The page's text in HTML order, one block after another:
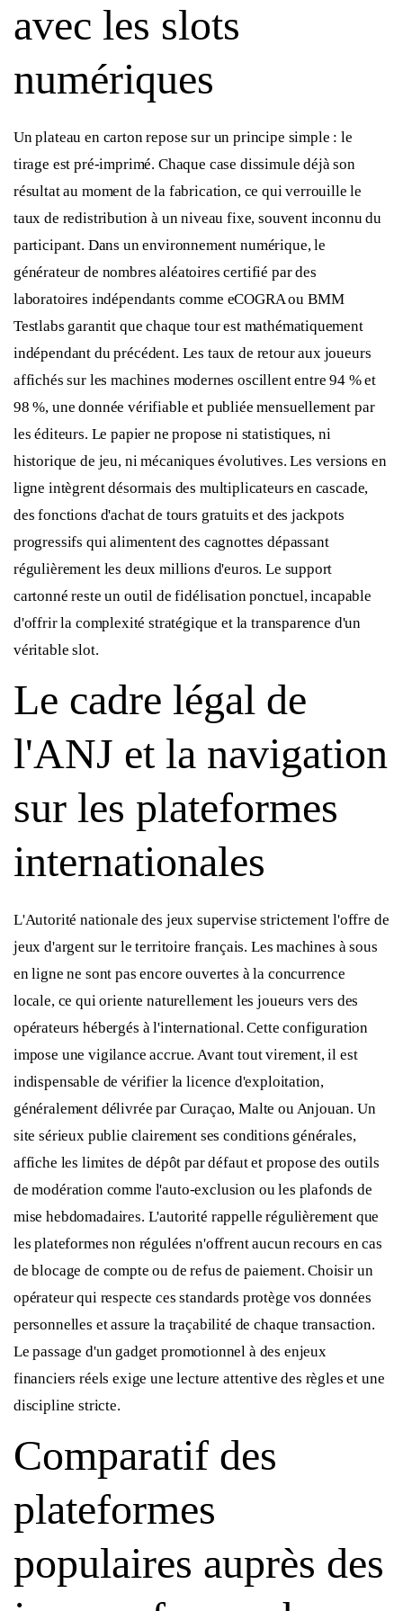
avec les slots
numériques
Un plateau en carton repose sur un principe simple : le
tirage est pré-imprimé. Chaque case dissimule déjà son
résultat au moment de la fabrication, ce qui verrouille le
taux de redistribution à un niveau fixe, souvent inconnu du
participant. Dans un environnement numérique, le
générateur de nombres aléatoires certifié par des
laboratoires indépendants comme eCOGRA ou BMM
Testlabs garantit que chaque tour est mathématiquement
indépendant du précédent. Les taux de retour aux joueurs
affichés sur les machines modernes oscillent entre 94 % et
98 %, une donnée vérifiable et publiée mensuellement par
les éditeurs. Le papier ne propose ni statistiques, ni
historique de jeu, ni mécaniques évolutives. Les versions en
ligne intègrent désormais des multiplicateurs en cascade,
des fonctions d'achat de tours gratuits et des jackpots
progressifs qui alimentent des cagnottes dépassant
régulièrement les deux millions d'euros. Le support
cartonné reste un outil de fidélisation ponctuel, incapable
d'offrir la complexité stratégique et la transparence d'un
véritable slot.
Le cadre légal de
l'ANJ et la navigation
sur les plateformes
internationales
L'Autorité nationale des jeux supervise strictement l'offre de
jeux d'argent sur le territoire français. Les machines à sous
en ligne ne sont pas encore ouvertes à la concurrence
locale, ce qui oriente naturellement les joueurs vers des
opérateurs hébergés à l'international. Cette configuration
impose une vigilance accrue. Avant tout virement, il est
indispensable de vérifier la licence d'exploitation,
généralement délivrée par Curaçao, Malte ou Anjouan. Un
site sérieux publie clairement ses conditions générales,
affiche les limites de dépôt par défaut et propose des outils
de modération comme l'auto-exclusion ou les plafonds de
mise hebdomadaires. L'autorité rappelle régulièrement que
les plateformes non régulées n'offrent aucun recours en cas
de blocage de compte ou de refus de paiement. Choisir un
opérateur qui respecte ces standards protège vos données
personnelles et assure la traçabilité de chaque transaction.
Le passage d'un gadget promotionnel à des enjeux
financiers réels exige une lecture attentive des règles et une
discipline stricte.
Comparatif des
plateformes
populaires auprès des